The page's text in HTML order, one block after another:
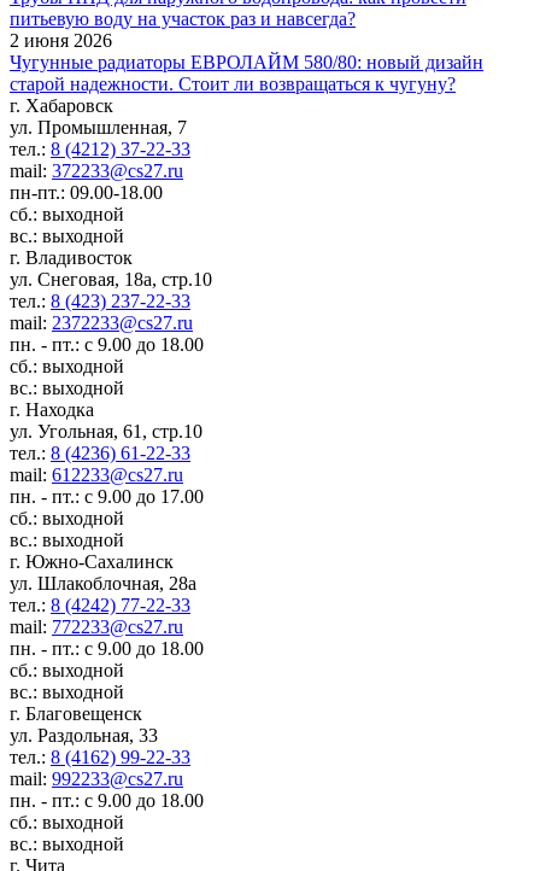
питьевую воду на участок раз и навсегда?
2 июня 2026
Чугунные радиаторы ЕВРОЛАЙМ 580/80: новый дизайн
старой надежности. Стоит ли возвращаться к чугуну?
г. Хабаровск
ул. Промышленная, 7
тел.: 8 (4212) 37-22-33
mail: 372233@cs27.ru
пн-пт.: 09.00-18.00
сб.: выходной
вс.: выходной
г. Владивосток
ул. Снеговая, 18а, стр.10
тел.: 8 (423) 237-22-33
mail: 2372233@cs27.ru
пн. - пт.: с 9.00 до 18.00
сб.: выходной
вс.: выходной
г. Находка
ул. Угольная, 61, стр.10
тел.: 8 (4236) 61-22-33
mail: 612233@cs27.ru
пн. - пт.: с 9.00 до 17.00
сб.: выходной
вс.: выходной
г. Южно-Сахалинск
ул. Шлакоблочная, 28а
тел.: 8 (4242) 77-22-33
mail: 772233@cs27.ru
пн. - пт.: с 9.00 до 18.00
сб.: выходной
вс.: выходной
г. Благовещенск
ул. Раздольная, 33
тел.: 8 (4162) 99-22-33
mail: 992233@cs27.ru
пн. - пт.: с 9.00 до 18.00
сб.: выходной
вс.: выходной
г. Чита